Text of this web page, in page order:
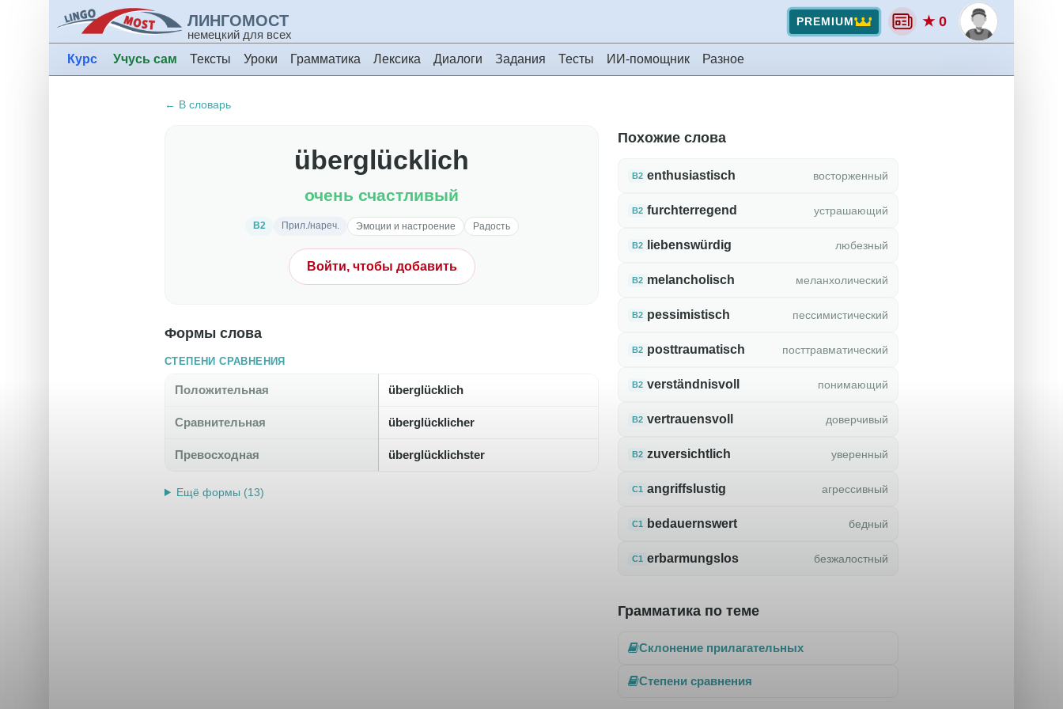
ЛИНГОМОСТ
немецкий для всех
PREMIUM ★ 0
Курс Учусь сам Тексты Уроки Грамматика Лексика Диалоги Задания Тесты ИИ-помощник Разное
← В словарь
überglücklich
очень счастливый
B2 Прил./нареч. Эмоции и настроение Радость
Войти, чтобы добавить
Формы слова
СТЕПЕНИ СРАВНЕНИЯ
Положительная überglücklich
Сравнительная überglücklicher
Превосходная überglücklichster
Ещё формы (13)
Похожие слова
B2 enthusiastisch восторженный
B2 furchterregend устрашающий
B2 liebenswürdig любезный
B2 melancholisch меланхолический
B2 pessimistisch пессимистический
B2 posttraumatisch посттравматический
B2 verständnisvoll понимающий
B2 vertrauensvoll доверчивый
B2 zuversichtlich уверенный
C1 angriffslustig агрессивный
C1 bedauernswert бедный
C1 erbarmungslos безжалостный
Грамматика по теме
Склонение прилагательных
Степени сравнения